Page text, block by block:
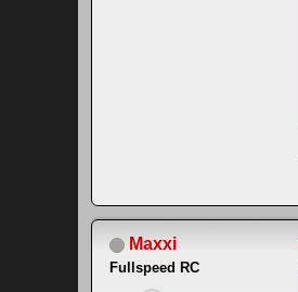
Maxxi
Fullspeed RC